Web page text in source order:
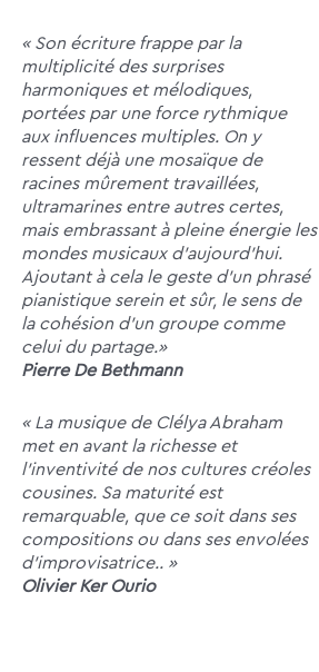
« Son écriture frappe par la
multiplicité des surprises
harmoniques et mélodiques,
portées par une force rythmique
aux influences multiples. On y
ressent déjà une mosaïque de
racines mûrement travaillées,
ultramarines entre autres certes,
mais embrassant à pleine énergie les
mondes musicaux d’aujourd’hui.
Ajoutant à cela le geste d’un phrasé
pianistique serein et sûr, le sens de
la cohésion d’un groupe comme
celui du partage.»
Pierre De Bethmann
« La musique de Clélya Abraham
met en avant la richesse et
l’inventivité de nos cultures créoles
cousines. Sa maturité est
remarquable, que ce soit dans ses
compositions ou dans ses envolées
d’improvisatrice.. »
Olivier Ker Ourio